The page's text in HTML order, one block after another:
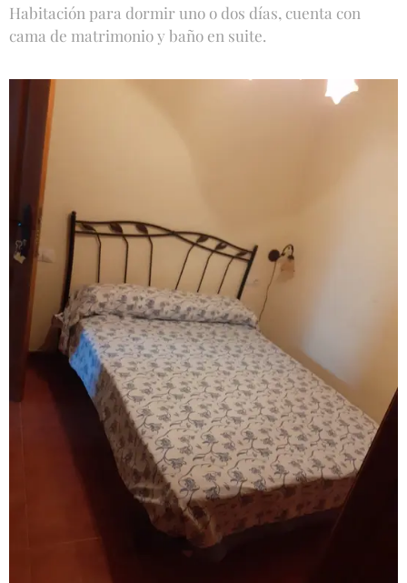
Habitación para dormir uno o dos días, cuenta con
cama de matrimonio y baño en suite.